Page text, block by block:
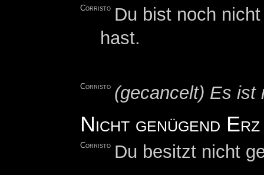
Corristo Du bist noch
hast.
Corristo (gecancelt) Es ist
Nicht genügend Erz
Corristo Du besitzt nicht